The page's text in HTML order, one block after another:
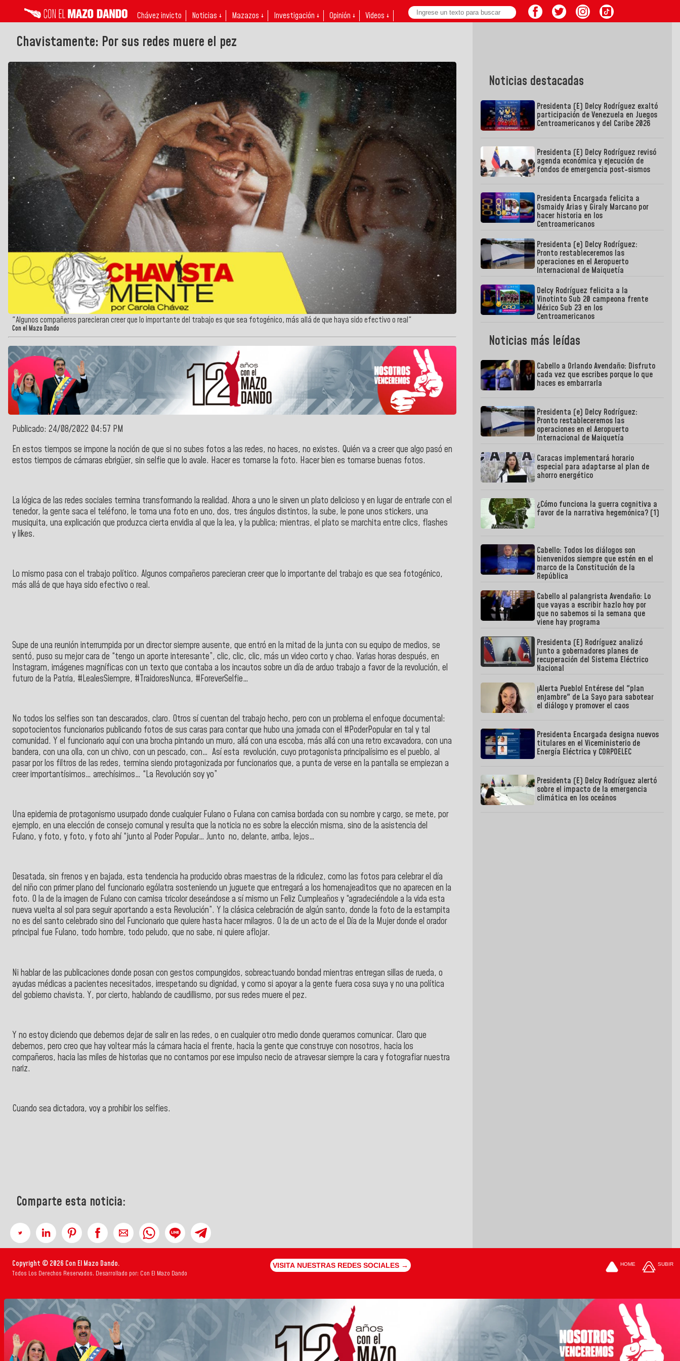
Chávez invicto Noticias ↓ Mazazos ↓ Investigación ↓ Opinión ↓ Videos ↓
Chavistamente: Por sus redes muere el pez
"Algunos compañeros parecieran creer que lo importante del trabajo es que sea fotogénico, más allá de que haya sido efectivo o real"
Con el Mazo Dando
Publicado: 24/08/2022 04:57 PM
En estos tiempos se impone la noción de que si no subes fotos a las redes, no haces, no existes. Quién va a creer que algo pasó en
estos tiempos de cámaras ebrigüer, sin selfie que lo avale. Hacer es tomarse la foto. Hacer bien es tomarse buenas fotos.
La lógica de las redes sociales termina transformando la realidad. Ahora a uno le sirven un plato delicioso y en lugar de entrarle con el
tenedor, la gente saca el teléfono, le toma una foto en uno, dos, tres ángulos distintos, la sube, le pone unos stickers, una
musiquita, una explicación que produzca cierta envidia al que la lea, y la publica; mientras, el plato se marchita entre clics, flashes
y likes.
Lo mismo pasa con el trabajo político. Algunos compañeros parecieran creer que lo importante del trabajo es que sea fotogénico,
más allá de que haya sido efectivo o real.
Supe de una reunión interrumpida por un director siempre ausente, que entró en la mitad de la junta con su equipo de medios, se
sentó, puso su mejor cara de “tengo un aporte interesante”, clic, clic, clic, más un video corto y chao. Varias horas después, en
Instagram, imágenes magníficas con un texto que contaba a los incautos sobre un día de arduo trabajo a favor de la revolución, el
futuro de la Patria, #LealesSiempre, #TraidoresNunca, #ForeverSelfie…
No todos los selfies son tan descarados, claro. Otros sí cuentan del trabajo hecho, pero con un problema el enfoque documental:
sopotocientos funcionarios publicando fotos de sus caras para contar que hubo una jornada con el #PoderPopular en tal y tal
comunidad. Y el funcionario aquí con una brocha pintando un muro, allá con una escoba, más allá con una retro excavadora, con una
bandera, con una olla, con un chivo, con un pescado, con… Así esta revolución, cuyo protagonista principalísimo es el pueblo, al
pasar por los filtros de las redes, termina siendo protagonizada por funcionarios que, a punta de verse en la pantalla se empiezan a
creer importantísimos… arrechísimos… “La Revolución soy yo”
Una epidemia de protagonismo usurpado donde cualquier Fulano o Fulana con camisa bordada con su nombre y cargo, se mete, por
ejemplo, en una elección de consejo comunal y resulta que la noticia no es sobre la elección misma, sino de la asistencia del
Fulano, y foto, y foto, y foto ahí “junto al Poder Popular… Junto no, delante, arriba, lejos…
Desatada, sin frenos y en bajada, esta tendencia ha producido obras maestras de la ridiculez, como las fotos para celebrar el día
del niño con primer plano del funcionario ególatra sosteniendo un juguete que entregará a los homenajeaditos que no aparecen en la
foto. O la de la imagen de Fulano con camisa tricolor deseándose a sí mismo un Feliz Cumpleaños y “agradeciéndole a la vida esta
nueva vuelta al sol para seguir aportando a esta Revolución”. Y la clásica celebración de algún santo, donde la foto de la estampita
no es del santo celebrado sino del Funcionario que quiere hasta hacer milagros. O la de un acto de el Día de la Mujer donde el orador
principal fue Fulano, todo hombre, todo peludo, que no sabe, ni quiere aflojar.
Ni hablar de las publicaciones donde posan con gestos compungidos, sobreactuando bondad mientras entregan sillas de rueda, o
ayudas médicas a pacientes necesitados, irrespetando su dignidad, y como si apoyar a la gente fuera cosa suya y no una política
del gobierno chavista. Y, por cierto, hablando de caudillismo, por sus redes muere el pez.
Y no estoy diciendo que debemos dejar de salir en las redes, o en cualquier otro medio donde queramos comunicar. Claro que
debemos, pero creo que hay voltear más la cámara hacia el frente, hacia la gente que construye con nosotros, hacia los
compañeros, hacia las miles de historias que no contamos por ese impulso necio de atravesar siempre la cara y fotografiar nuestra
nariz.
Cuando sea dictadora, voy a prohibir los selfies.
Comparte esta noticia:
Noticias destacadas
Presidenta (E) Delcy Rodríguez exaltó
participación de Venezuela en Juegos
Centroamericanos y del Caribe 2026
Presidenta (E) Delcy Rodríguez revisó
agenda económica y ejecución de
fondos de emergencia post-sismos
Presidenta Encargada felicita a
Osmaidy Arias y Giraly Marcano por
hacer historia en los
Centroamericanos
Presidenta (e) Delcy Rodríguez:
Pronto restableceremos las
operaciones en el Aeropuerto
Internacional de Maiquetía
Delcy Rodríguez felicita a la
Vinotinto Sub 20 campeona frente
México Sub 23 en los
Centroamericanos
Noticias más leídas
Cabello a Orlando Avendaño: Disfruto
cada vez que escribes porque lo que
haces es embarrarla
Presidenta (e) Delcy Rodríguez:
Pronto restableceremos las
operaciones en el Aeropuerto
Internacional de Maiquetía
Caracas implementará horario
especial para adaptarse al plan de
ahorro energético
¿Cómo funciona la guerra cognitiva a
favor de la narrativa hegemónica? (1)
Cabello: Todos los diálogos son
bienvenidos siempre que estén en el
marco de la Constitución de la
República
Cabello al palangrista Avendaño: Lo
que vayas a escribir hazlo hoy por
que no sabemos si la semana que
viene hay programa
Presidenta (E) Rodríguez analizó
junto a gobernadores planes de
recuperación del Sistema Eléctrico
Nacional
¡Alerta Pueblo! Entérese del "plan
enjambre" de La Sayo para sabotear
el diálogo y promover el caos
Presidenta Encargada designa nuevos
titulares en el Viceministerio de
Energía Eléctrica y CORPOELEC
Presidenta (E) Delcy Rodríguez alertó
sobre el impacto de la emergencia
climática en los oceános
Copyright © 2026 Con El Mazo Dando.
Todos Los Derechos Reservados. Desarrollado por: Con El Mazo Dando
VISITA NUESTRAS REDES SOCIALES → HOME SUBIR